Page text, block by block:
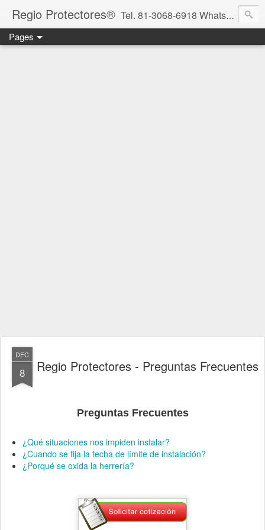
Regio Protectores® Tel. 81-3068-6918 WhatsApp 81-2636-2823 / 33-1145-3780 cotizacionregioprotectores@gmail.com / regioprotectores@gmail.com https://www.facebook.com/RegioProtectores/
Pages
DEC
8 Regio Protectores - Preguntas Frecuentes
Preguntas Frecuentes
¿Qué situaciones nos impiden instalar?
¿Cuando se fija la fecha de límite de instalación?
¿Porqué se oxida la herrería?